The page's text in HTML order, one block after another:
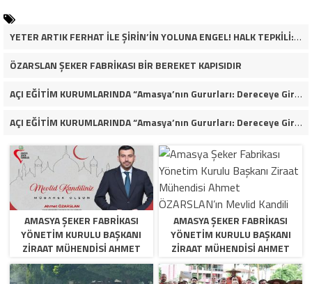
YETER ARTIK FERHAT İLE ŞİRİN’İN YOLUNA ENGEL! HALK TEPKİLİ: “YOLU KAPATMAK ÇÖZÜM DEĞİL, GÖREVİNİ YAP!”
ÖZARSLAN ŞEKER FABRİKASI BİR BEREKET KAPISIDIR
AÇI EĞİTİM KURUMLARINDA “Amasya’nın Gururları: Dereceye Giren Öğrenciler İçin Anlamlı Tören”
AÇI EĞİTİM KURUMLARINDA “Amasya’nın Gururları: Dereceye Giren Öğrenciler İçin Anlamlı Tören”
AMASYA ŞEKER FABRIKASI
YÖNETIM KURULU BAŞKANI
ZIRAAT MÜHENDISI AHMET
ÖZARSLAN’IN MEVLID KANDILI
MESAJI
AMASYA ŞEKER FABRIKASI
YÖNETIM KURULU BAŞKANI
ZIRAAT MÜHENDISI AHMET
ÖZARSLAN’IN MEVLID KANDILI
MESAJI